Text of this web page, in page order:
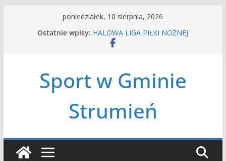
poniedziałek, 10 sierpnia, 2026
Ostatnie wpisy: HALOWA LIGA PIŁKI NOŻNEJ
LATO W MIEŚCIE’2026
Czwórbój lekkoatletyczny
Sport w Gminie
Strumień